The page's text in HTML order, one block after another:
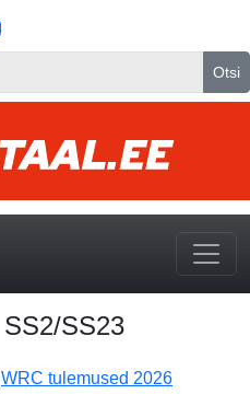
Otsi
SS23
WRC tulemused 2026